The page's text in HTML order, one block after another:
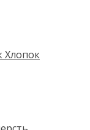
Хлопок